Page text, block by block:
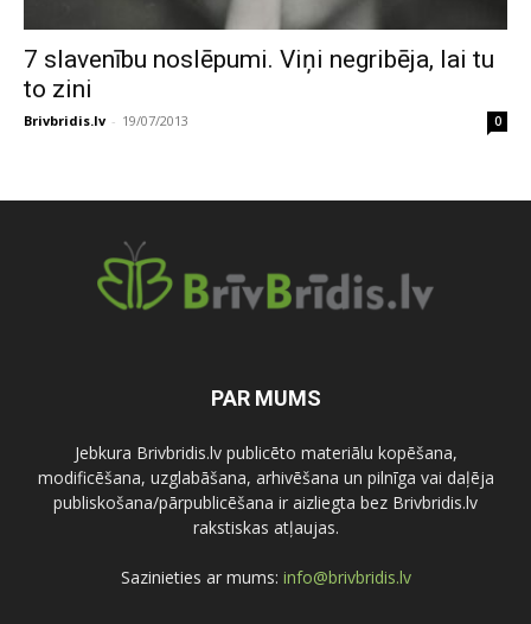
7 slavenību noslēpumi. Viņi negribēja, lai tu
to zini
Brivbridis.lv - 19/07/2013 0
PAR MUMS
Jebkura Brivbridis.lv publicēto materiālu kopēšana,
modificēšana, uzglabāšana, arhivēšana un pilnīga vai daļēja
publiskošana/pārpublicēšana ir aizliegta bez Brivbridis.lv
rakstiskas atļaujas.
Sazinieties ar mums: info@brivbridis.lv